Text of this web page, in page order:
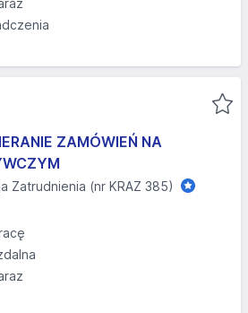
ZAMÓWIEŃ NA
Zatrudnienia (nr KRAZ 385)